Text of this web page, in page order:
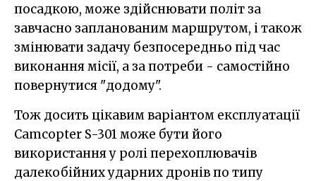
посадкою, може здійснювати політ за
завчасно запланованим маршрутом, і також
змінювати задачу безпосередньо під час
виконання місії, а за потреби - самостійно
повернутися "додому".
Тож досить цікавим варіантом експлуатації
Camcopter S-301 може бути його
використання у ролі перехоплювачів
далекобійних ударних дронів по типу